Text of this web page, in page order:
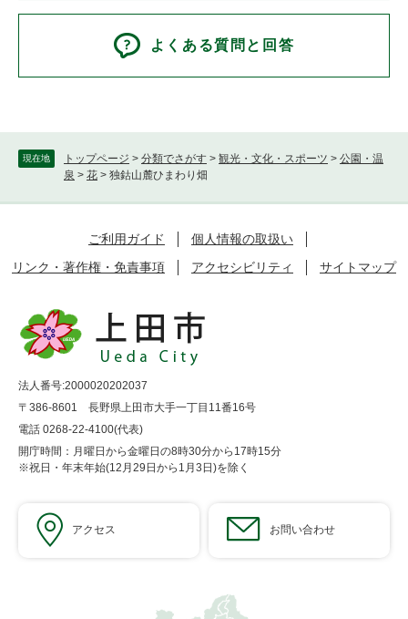
現在地 トップページ > 分類でさがす > 観光・文化・スポーツ > 公園・温
泉 > 花 > 独鈷山麓ひまわり畑
よくある質問と回答
ご利用ガイド
個人情報の取扱い
リンク・著作権・免責事項
アクセシビリティ サイトマップ
法人番号:2000020202037
〒386-8601 長野県上田市大手一丁目11番16号
電話 0268-22-4100(代表)
開庁時間：月曜日から金曜日の8時30分から17時15分
※祝日・年末年始(12月29日から1月3日)を除く
アクセス お問い合わせ